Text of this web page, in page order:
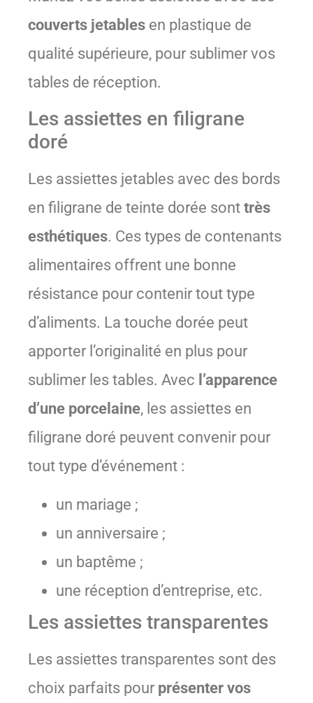
couverts jetables en plastique de
qualité supérieure, pour sublimer vos
tables de réception.
Les assiettes en filigrane
doré
Les assiettes jetables avec des bords
en filigrane de teinte dorée sont très
esthétiques. Ces types de contenants
alimentaires offrent une bonne
résistance pour contenir tout type
d’aliments. La touche dorée peut
apporter l’originalité en plus pour
sublimer les tables. Avec l’apparence
d’une porcelaine, les assiettes en
filigrane doré peuvent convenir pour
tout type d’événement :
un mariage ;
un anniversaire ;
un baptême ;
une réception d’entreprise, etc.
Les assiettes transparentes
Les assiettes transparentes sont des
choix parfaits pour présenter vos